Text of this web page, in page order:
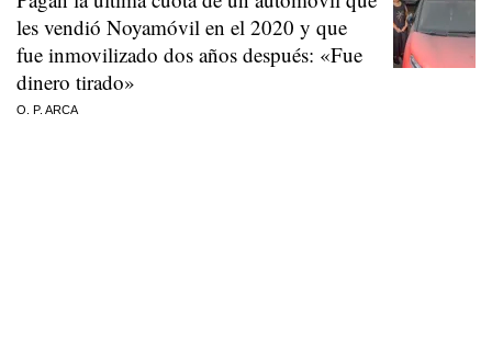
les vendió Noyamóvil en el 2020 y que
fue inmovilizado dos años después: «Fue
dinero tirado»
O. P. ARCA